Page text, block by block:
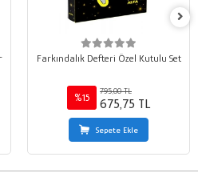
Farkındalık Defteri Özel Kutulu Set
%15
795,00 TL
675,75 TL
Sepete Ekle